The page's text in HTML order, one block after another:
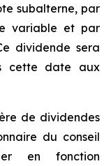
subalterne, par
variable et par
dividende sera
cette date aux
de dividendes
du conseil
en fonction